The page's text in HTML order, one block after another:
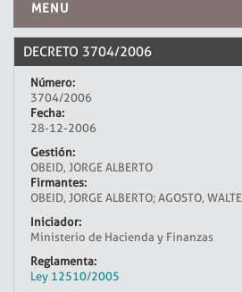
MENU
INICIO
DECRETO 3704/2006
Número:
3704/2006
Fecha:
28-12-2006
Gestión:
OBEID, JORGE ALBERTO
Firmantes:
OBEID, JORGE ALBERTO; AGOSTO,
Iniciador:
Ministerio de Hacienda y Finanzas
Reglamenta:
Ley 12510/2005